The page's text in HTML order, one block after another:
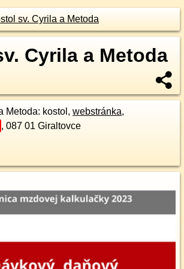
sv. Cyrila a Metoda
Cyrila a Metoda
Metoda: kostol, webstránka,
, 087 01 Giraltovce